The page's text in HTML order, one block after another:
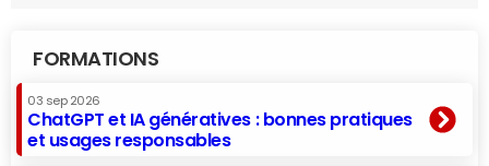
FORMATIONS
03 sep 2026
ChatGPT et IA génératives : bonnes pratiques
et usages responsables